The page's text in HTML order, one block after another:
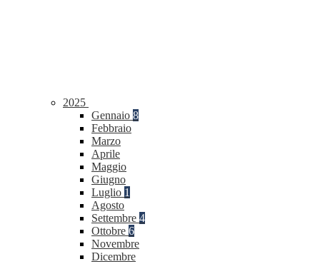
2025
Gennaio 8
Febbraio
Marzo
Aprile
Maggio
Giugno
Luglio 1
Agosto
Settembre 4
Ottobre 6
Novembre
Dicembre